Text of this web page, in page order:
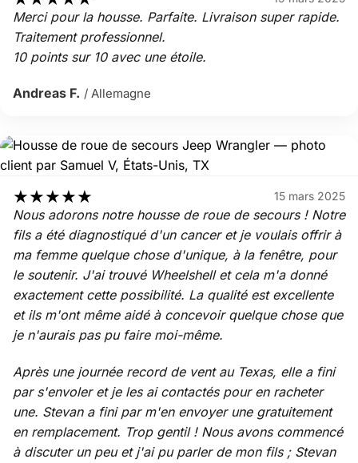
Merci pour la housse. Parfaite. Livraison super rapide.
Traitement professionnel.
10 points sur 10 avec une étoile.
Andreas F. / Allemagne
★★★★★ 15 mars 2025
Nous adorons notre housse de roue de secours ! Notre
fils a été diagnostiqué d'un cancer et je voulais offrir à
ma femme quelque chose d'unique, à la fenêtre, pour
le soutenir. J'ai trouvé Wheelshell et cela m'a donné
exactement cette possibilité. La qualité est excellente
et ils m'ont même aidé à concevoir quelque chose que
je n'aurais pas pu faire moi-même.
Après une journée record de vent au Texas, elle a fini
par s'envoler et je les ai contactés pour en racheter
une. Stevan a fini par m'en envoyer une gratuitement
en remplacement. Trop gentil ! Nous avons commencé
à discuter un peu et j'ai pu parler de mon fils ; Stevan